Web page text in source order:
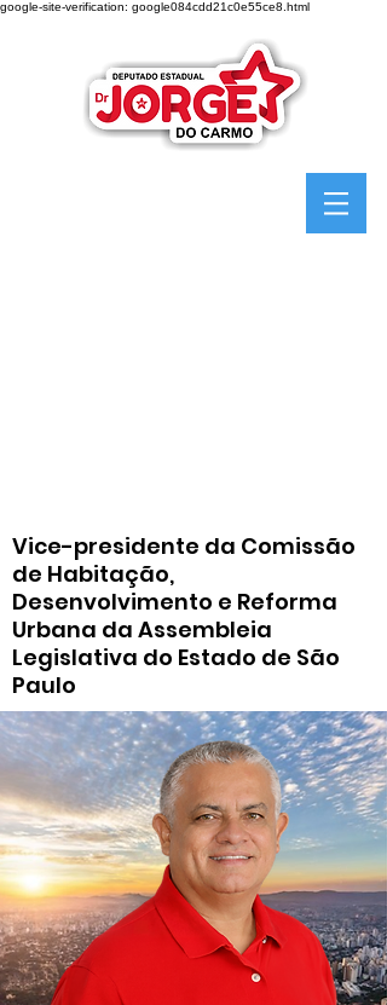
google-site-verification: google084cdd21c0e55ce8.html
Vice-presidente da Comissão
de Habitação,
Desenvolvimento e Reforma
Urbana da Assembleia
Legislativa do Estado de São
Paulo